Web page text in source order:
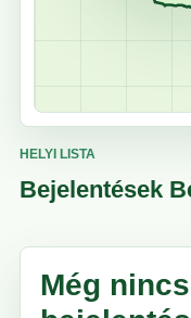
HELYI LISTA
Bejelentések
Még